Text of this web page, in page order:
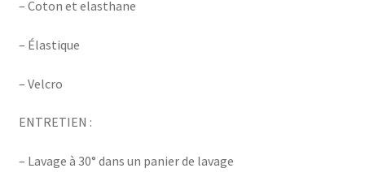
– Coton et elasthane
– Élastique
– Velcro
ENTRETIEN :
– Lavage à 30° dans un panier de lavage